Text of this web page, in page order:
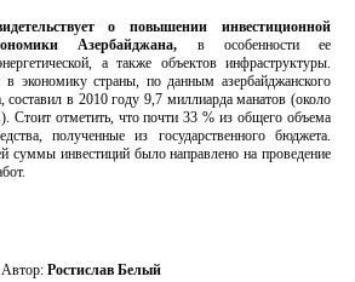
о повышении инвестиционной
Азербайджана, в особенности ее
а также объектов инфраструктуры.
экономику страны, по данным азербайджанского
составил в 2010 году 9,7 миллиарда манатов (около
Стоит отметить, что почти 33 % из общего объема
полученные из государственного бюджета.
суммы инвестиций было направлено на проведение
Автор: Ростислав Белый